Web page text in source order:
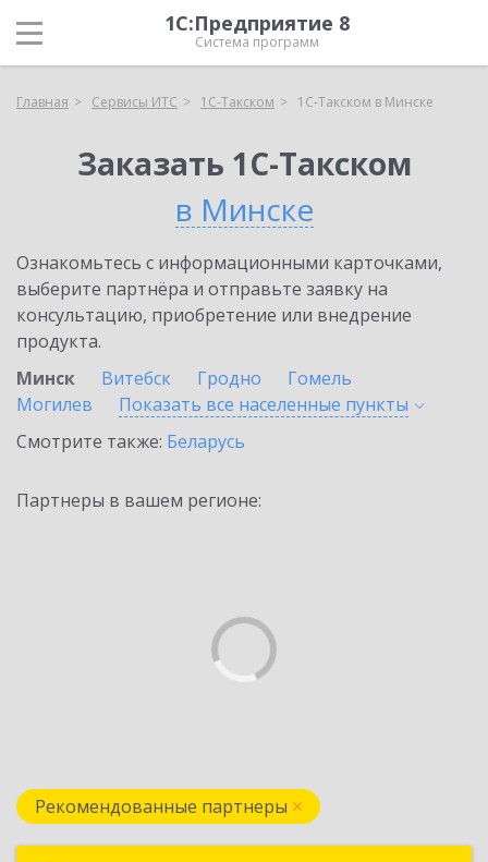
1С:Предприятие 8
Система программ
Главная Сервисы ИТС 1С-Такском 1С-Такском в Минске
Заказать 1С-Такском
в Минске
Ознакомьтесь с информационными карточками,
выберите партнёра и отправьте заявку на
консультацию, приобретение или внедрение
продукта.
Минск
Витебск Гродно
Гомель
Могилев
Показать все населенные пункты
Смотрите также: Беларусь
Партнеры в вашем регионе:
Рекомендованные партнеры